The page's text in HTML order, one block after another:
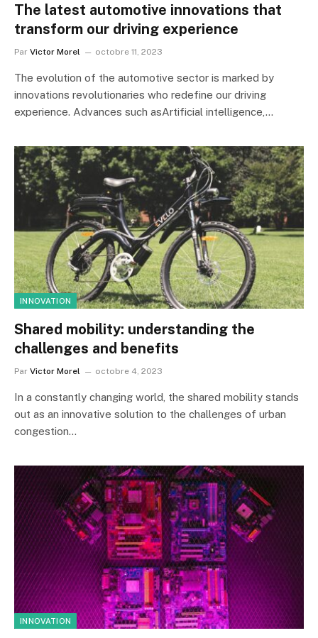
The latest automotive innovations that
transform our driving experience
Par Victor Morel octobre 11, 2023
The evolution of the automotive sector is marked by
innovations revolutionaries who redefine our driving
experience. Advances such asArtificial intelligence,…
INNOVATION
Shared mobility: understanding the
challenges and benefits
Par Victor Morel octobre 4, 2023
In a constantly changing world, the shared mobility stands
out as an innovative solution to the challenges of urban
congestion…
INNOVATION